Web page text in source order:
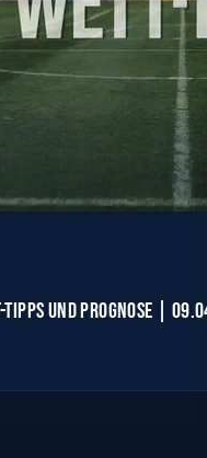
TIPPS UND PROGNOSE |